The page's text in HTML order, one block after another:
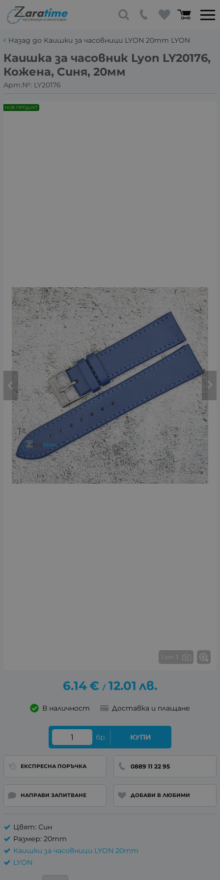
Назад до Каишки за часовници LYON 20mm LYON
Каишка за часовник Lyon LY20176,
Кожена, Синя, 20мм
Арт.№: LY20176
1 от 3
НОВ ПРОДУКТ
6.14€ / 12.01 лв.
В наличност Доставка и плащане
бр. КУПИ
ЕКСПРЕСНА ПОРЪЧКА 0889 11 22 95
НАПРАВИ ЗАПИТВАНЕ ДОБАВИ В ЛЮБИМИ
Цвят: Син
Размер: 20mm
Каишки за часовници LYON 20mm
LYON